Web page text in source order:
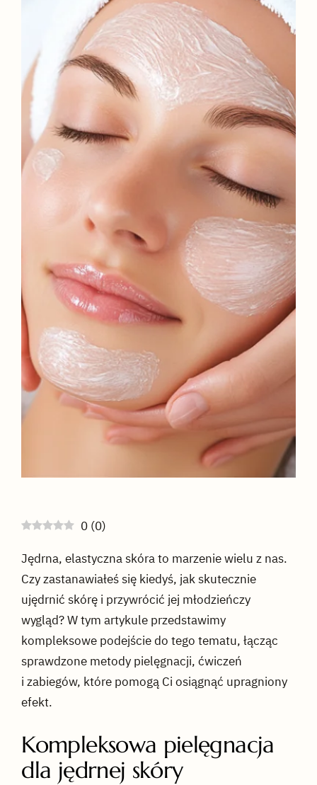
0 (0)
Jędrna, elastyczna skóra to marzenie wielu z nas.
Czy zastanawiałeś się kiedyś, jak skutecznie
ujędrnić skórę i przywrócić jej młodzieńczy
wygląd? W tym artykule przedstawimy
kompleksowe podejście do tego tematu, łącząc
sprawdzone metody pielęgnacji, ćwiczeń
i zabiegów, które pomogą Ci osiągnąć upragniony
efekt.
Kompleksowa pielęgnacja
dla jędrnej skóry